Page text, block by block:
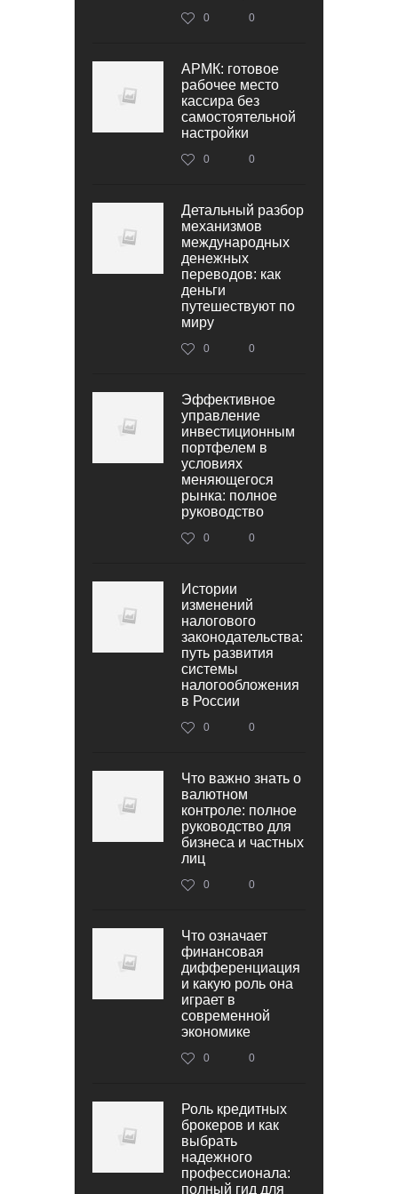
0 0
АРМК: готовое
рабочее место
кассира без
самостоятельной
настройки
0 0
Детальный разбор
механизмов
международных
денежных
переводов: как
деньги
путешествуют по
миру
0 0
Эффективное
управление
инвестиционным
портфелем в
условиях
меняющегося
рынка: полное
руководство
0 0
Истории
изменений
налогового
законодательства:
путь развития
системы
налогообложения
в России
0 0
Что важно знать о
валютном
контроле: полное
руководство для
бизнеса и частных
лиц
0 0
Что означает
финансовая
дифференциация
и какую роль она
играет в
современной
экономике
0 0
Роль кредитных
брокеров и как
выбрать
надежного
профессионала:
полный гид для